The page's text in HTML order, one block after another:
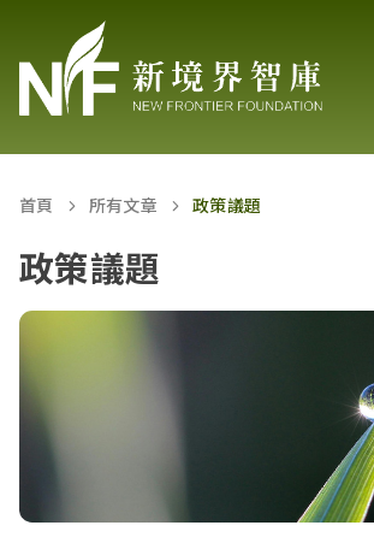
首頁 所有文章 政策議題
政策議題